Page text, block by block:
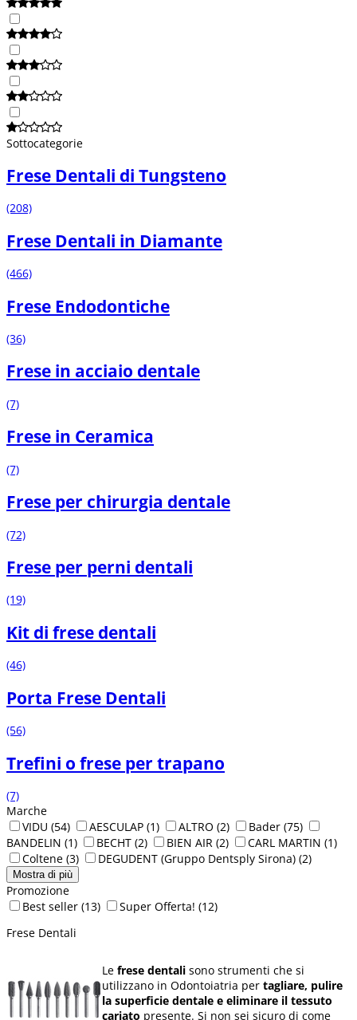
Sottocategorie
Frese Dentali di Tungsteno
(208)
Frese Dentali in Diamante
(466)
Frese Endodontiche
(36)
Frese in acciaio dentale
(7)
Frese in Ceramica
(7)
Frese per chirurgia dentale
(72)
Frese per perni dentali
(19)
Kit di frese dentali
(46)
Porta Frese Dentali
(56)
Trefini o frese per trapano
(7)
Marche
VIDU (54) AESCULAP (1) ALTRO (2) Bader (75)
BANDELIN (1) BECHT (2) BIEN AIR (2) CARL MARTIN (1)
Coltene (3) DEGUDENT (Gruppo Dentsply Sirona) (2)
Mostra di più
Promozione
Best seller (13) Super Offerta! (12)
Frese Dentali
Le frese dentali sono strumenti che si
utilizzano in Odontoiatria per tagliare, pulire
la superficie dentale e eliminare il tessuto
cariato presente. Si non sei sicuro di come